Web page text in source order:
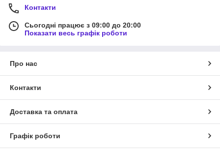
Контакти
Сьогодні працює з 09:00 до 20:00
Показати весь графік роботи
Про нас
Контакти
Доставка та оплата
Графік роботи